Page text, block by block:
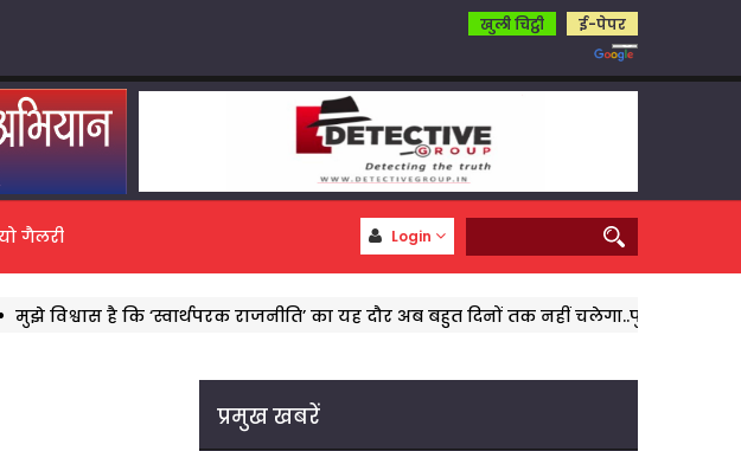
खुली चिट्ठी ई-पेपर
गैलरी Login
है कि ‘स्वार्थपरक राजनीति’ का यह दौर अब बहुत दिनों तक नहीं चलेगा..पुष्पेंद्र पुष्प पत्रकार को
प्रमुख खबरें